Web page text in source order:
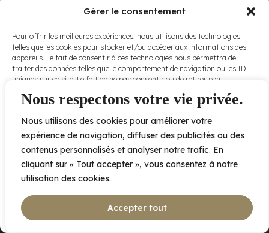
Nous respectons votre vie privée.
Nous utilisons des cookies pour améliorer votre
expérience de navigation, diffuser des publicités ou des
contenus personnalisés et analyser notre trafic. En
cliquant sur « Tout accepter », vous consentez à notre
utilisation des cookies.
Accepter tout
Gérer le consentement
Pour offrir les meilleures expériences, nous utilisons des technologies
telles que les cookies pour stocker et/ou accéder aux informations des
appareils. Le fait de consentir à ces technologies nous permettra de
traiter des données telles que le comportement de navigation ou les ID
uniques sur ce site. Le fait de ne pas consentir ou de retirer son
et fonctions.
Accepter
Refuser
conditions
d’utilisationet
nospolitiques
de
confidentialité .
2005 av. de Bois-de-Boulogne, Laval QC H7N 0J7